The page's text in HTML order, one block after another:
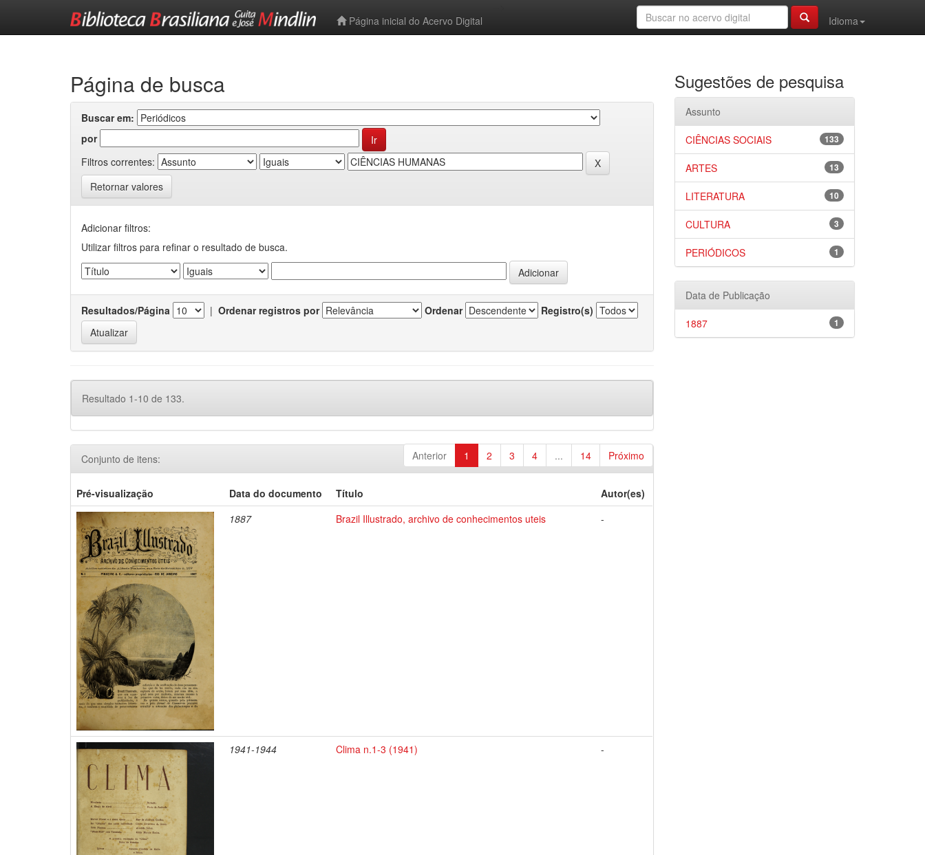
Página inicial do Acervo Digital
Idioma
Página de busca
Buscar em:
por
Filtros correntes:
Retornar valores
Adicionar filtros:
Utilizar filtros para refinar o resultado de busca.
Resultados/Página | Ordenar registros por Ordenar Registro(s)
Resultado 1-10 de 133.
Anterior 1 2 3 4 ... 14 Próximo
Conjunto de itens:
Pré-visualização Data do documento Título
Autor(es)
1887
Brazil Illustrado, archivo de conhecimentos uteis -
1941-1944 Clima n.1-3 (1941) -
Sugestões de pesquisa
Assunto
133
CIÊNCIAS SOCIAIS
13
ARTES
10
LITERATURA
3
CULTURA
1
PERIÓDICOS
Data de Publicação
1
1887